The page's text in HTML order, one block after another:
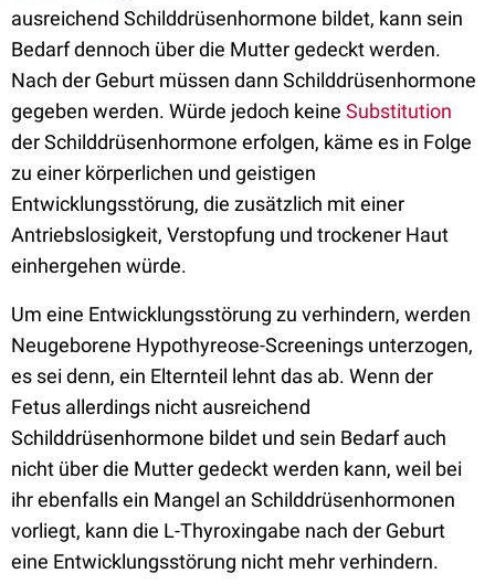
ausreichend Schilddrüsenhormone bildet, kann sein
Bedarf dennoch über die Mutter gedeckt werden.
Nach der Geburt müssen dann Schilddrüsenhormone
gegeben werden. Würde jedoch keine Substitution
der Schilddrüsenhormone erfolgen, käme es in Folge
zu einer körperlichen und geistigen
Entwicklungsstörung, die zusätzlich mit einer
Antriebslosigkeit, Verstopfung und trockener Haut
einhergehen würde.
Um eine Entwicklungsstörung zu verhindern, werden
Neugeborene Hypothyreose-Screenings unterzogen,
es sei denn, ein Elternteil lehnt das ab. Wenn der
Fetus allerdings nicht ausreichend
Schilddrüsenhormone bildet und sein Bedarf auch
nicht über die Mutter gedeckt werden kann, weil bei
ihr ebenfalls ein Mangel an Schilddrüsenhormonen
vorliegt, kann die L-Thyroxingabe nach der Geburt
eine Entwicklungsstörung nicht mehr verhindern.